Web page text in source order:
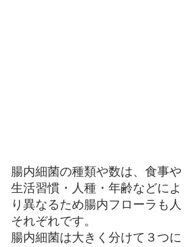
腸内細菌の種類や数は、食事や
生活習慣・人種・年齢などによ
り異なるため腸内フローラも人
それぞれです。
腸内細菌は大きく分けて３つに